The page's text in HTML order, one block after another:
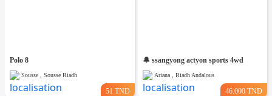
Polo 8
Sousse , Sousse Riadh
51 TND
🔔 ssangyong actyon sports 4wd
Ariana , Riadh Andalous
46.000 TND